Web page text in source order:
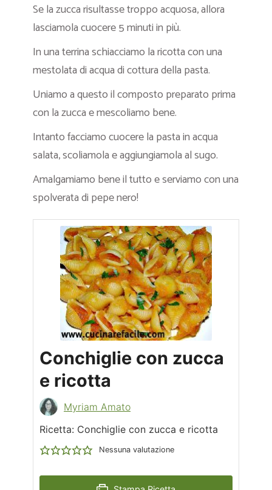
Se la zucca risultasse troppo acquosa, allora
lasciamola cuocere 5 minuti in più.
In una terrina schiacciamo la ricotta con una
mestolata di acqua di cottura della pasta.
Uniamo a questo il composto preparato prima
con la zucca e mescoliamo bene.
Intanto facciamo cuocere la pasta in acqua
salata, scoliamola e aggiungiamola al sugo.
Amalgamiamo bene il tutto e serviamo con una
spolverata di pepe nero!
Conchiglie con zucca
e ricotta
Myriam Amato
Ricetta: Conchiglie con zucca e ricotta
Nessuna valutazione